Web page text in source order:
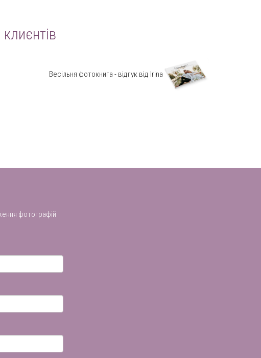
Весільня фотокнига - відгук від Irina
фотографій